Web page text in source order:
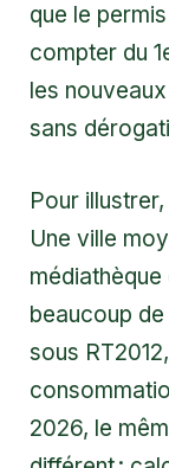
que le
compter du
les
sans
Pour
Une ville
médiathèque
beaucoup
sous
2026, le